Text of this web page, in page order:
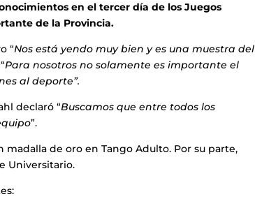
en el tercer día de los Juegos
de la Provincia.
“Nos está yendo muy bien y es una muestra del
Para nosotros no solamente es importante el
al deporte”.
declaró “Buscamos que entre todos los
”.
de oro en Tango Adulto. Por su parte,
Universitario.